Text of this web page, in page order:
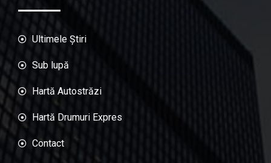
Ultimele Știri
Sub lupă
Hartă Autostrăzi
Hartă Drumuri Expres
Contact